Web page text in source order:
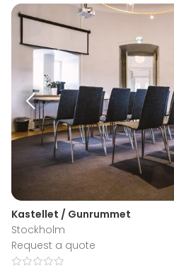
Kastellet / Gunrummet
Stockholm
Request a quote